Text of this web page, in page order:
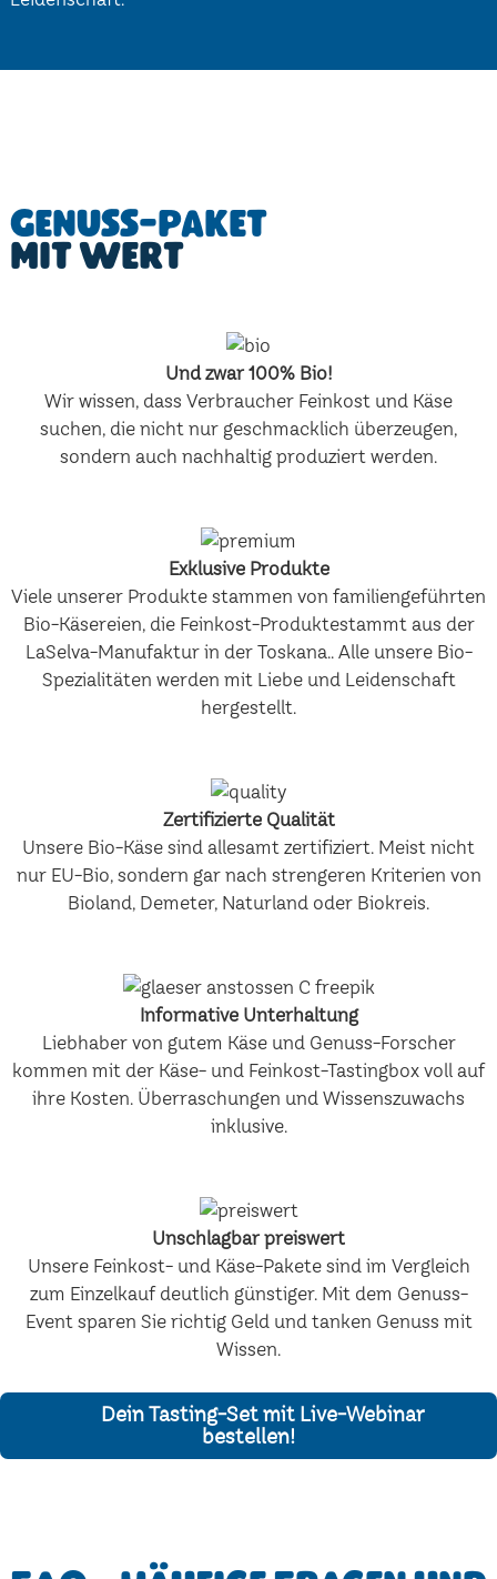
Genuss-Paket
mit Wert
Und zwar 100% Bio!
Wir wissen, dass Verbraucher Feinkost und Käse
suchen, die nicht nur geschmacklich überzeugen,
sondern auch nachhaltig produziert werden.
Exklusive Produkte
Viele unserer Produkte stammen von familiengeführten
Bio-Käsereien, die Feinkost-Produktestammt aus der
LaSelva-Manufaktur in der Toskana.. Alle unsere Bio-
Spezialitäten werden mit Liebe und Leidenschaft
hergestellt.
Zertifizierte Qualität
Unsere Bio-Käse sind allesamt zertifiziert. Meist nicht
nur EU-Bio, sondern gar nach strengeren Kriterien von
Bioland, Demeter, Naturland oder Biokreis.
Informative Unterhaltung
Liebhaber von gutem Käse und Genuss-Forscher
kommen mit der Käse- und Feinkost-Tastingbox voll auf
ihre Kosten. Überraschungen und Wissenszuwachs
inklusive.
Unschlagbar preiswert
Unsere Feinkost- und Käse-Pakete sind im Vergleich
zum Einzelkauf deutlich günstiger. Mit dem Genuss-
Event sparen Sie richtig Geld und tanken Genuss mit
Wissen.
Dein Tasting-Set mit Live-Webinar
bestellen!